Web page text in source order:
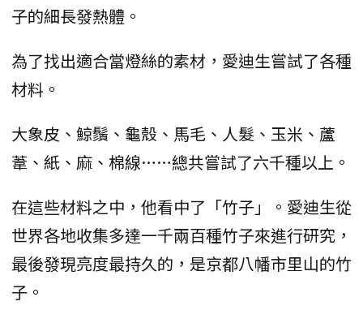
子的細長發熱體。
為了找出適合當燈絲的素材，愛迪生嘗試了各種
材料。
大象皮、鯨鬚、龜殼、馬毛、人髮、玉米、蘆
葦、紙、麻、棉線……總共嘗試了六千種以上。
在這些材料之中，他看中了「竹子」。愛迪生從
世界各地收集多達一千兩百種竹子來進行研究，
最後發現亮度最持久的，是京都八幡市里山的竹
子。